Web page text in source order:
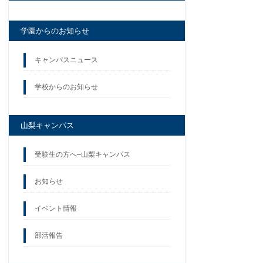
学園からのお知らせ
キャンパスニュース
学校からのお知らせ
山梨キャンパス
受験生の方へ–山梨キャンパス
お知らせ
イベント情報
部活報告